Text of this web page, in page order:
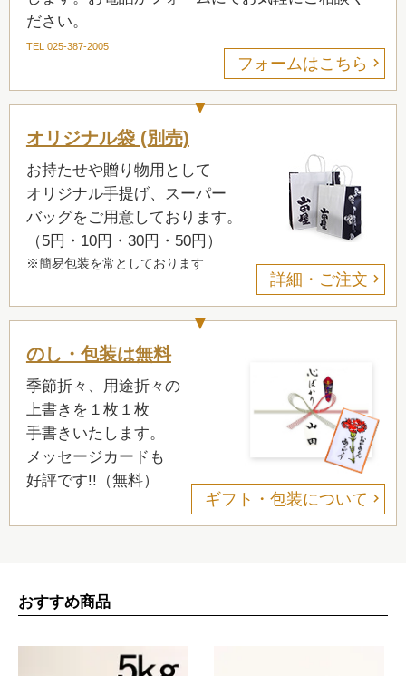
ださい。
TEL 025-387-2005
フォームはこちら
オリジナル袋 (別売)
お持たせや贈り物用として
オリジナル手提げ、スーパー
バッグをご用意しております。
（5円・10円・30円・50円）
※簡易包装を常としております
詳細・ご注文
のし・包装は無料
季節折々、用途折々の
上書きを１枚１枚
手書きいたします。
メッセージカードも
好評です!!（無料）
ギフト・包装について
おすすめ商品